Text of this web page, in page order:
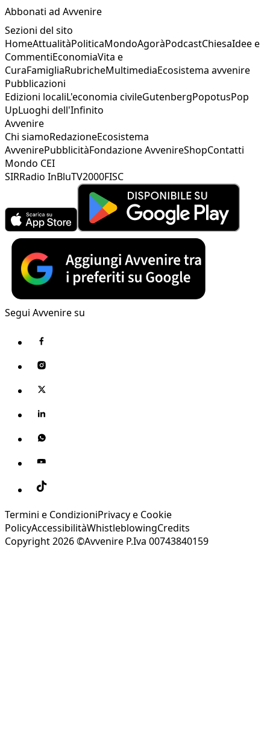
Abbonati ad Avvenire
Sezioni del sito
HomeAttualitàPoliticaMondoAgoràPodcastChiesaIdee e
CommentiEconomiaVita e
CuraFamigliaRubricheMultimediaEcosistema avvenire
Pubblicazioni
Edizioni localiL'economia civileGutenbergPopotusPop
UpLuoghi dell'Infinito
Avvenire
Chi siamoRedazioneEcosistema
AvvenirePubblicitàFondazione AvvenireShopContatti
Mondo CEI
SIRRadio InBluTV2000FISC
Segui Avvenire su
Termini e CondizioniPrivacy e Cookie
PolicyAccessibilitàWhistleblowingCredits
Copyright 2026 ©Avvenire P.Iva 00743840159